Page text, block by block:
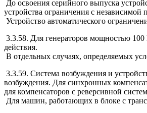
До освоения серийного выпуска
устройства ограничения с независимой
Устройство автоматического
3.3.58. Для генераторов мощностью
действия.
В отдельных случаях, определяемых
3.3.59. Система возбуждения и
возбуждения. Для синхронных
для компенсаторов с реверсивной
Для машин, работающих в блоке с